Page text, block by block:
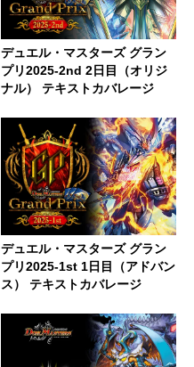
デュエル・マスターズ グラン
プリ2025-2nd 2日目（オリジ
ナル） テキストカバレージ
デュエル・マスターズ グラン
プリ2025-1st 1日目（アドバン
ス） テキストカバレージ